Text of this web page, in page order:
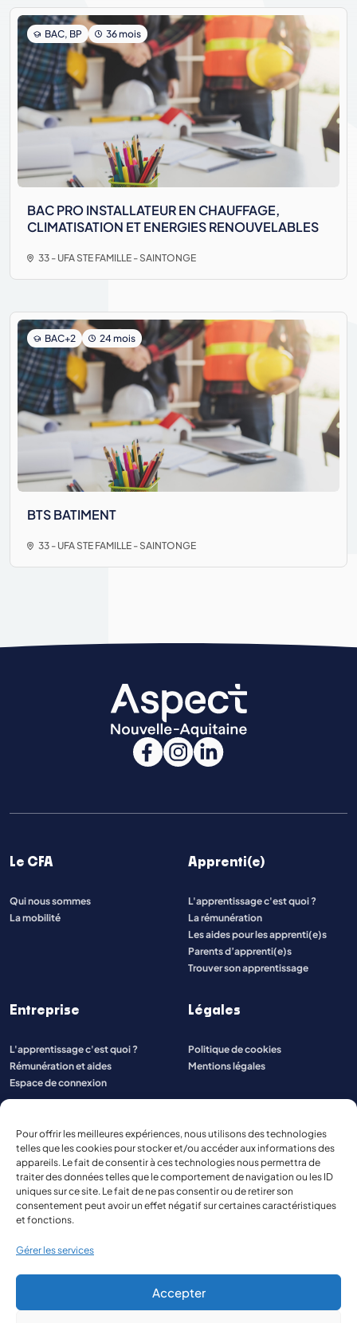
Pour offrir les meilleures expériences, nous utilisons des technologies
telles que les cookies pour stocker et/ou accéder aux informations des
appareils. Le fait de consentir à ces technologies nous permettra de
traiter des données telles que le comportement de navigation ou les ID
uniques sur ce site. Le fait de ne pas consentir ou de retirer son
consentement peut avoir un effet négatif sur certaines caractéristiques
et fonctions.
Gérer les services
Accepter
BAC, BP 36 mois
BAC PRO INSTALLATEUR EN CHAUFFAGE,
CLIMATISATION ET ENERGIES RENOUVELABLES
33 - UFA STE FAMILLE - SAINTONGE
BAC+2 24 mois
BTS BATIMENT
33 - UFA STE FAMILLE - SAINTONGE
Le CFA
Qui nous sommes
La mobilité
Apprenti(e)
L'apprentissage c'est quoi ?
La rémunération
Les aides pour les apprenti(e)s
Parents d’apprenti(e)s
Trouver son apprentissage
Entreprise
L'apprentissage c'est quoi ?
Rémunération et aides
Espace de connexion
Légales
Politique de cookies
Mentions légales